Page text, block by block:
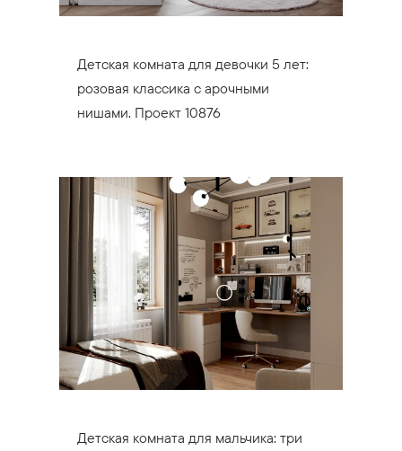
Детская комната для девочки 5 лет:
розовая классика с арочными
нишами. Проект 10876
Детская комната для мальчика: три